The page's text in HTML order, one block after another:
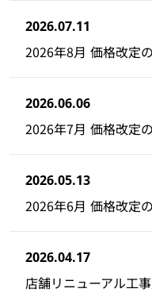
2026.07.11
2026年8月 価格改定
2026.06.06
2026年7月 価格改定
2026.05.13
2026年6月 価格改定
2026.04.17
店舗リニューアル工